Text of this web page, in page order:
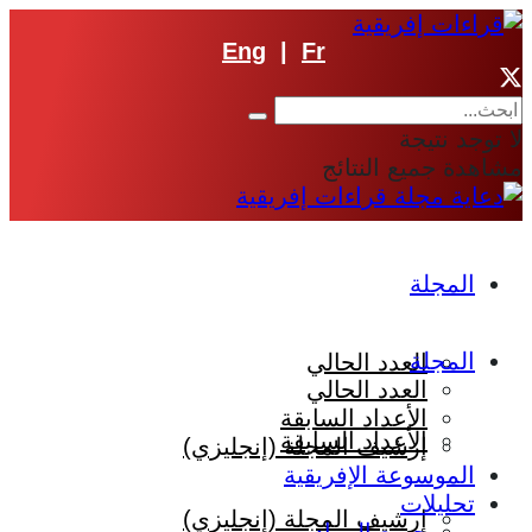
Eng Fr
لا توجد نتيجة
مشاهدة جميع النتائج
المجلة
العدد الحالي
الأعداد السابقة
إرشيف المجلة (إنجليزي)
المجلة
العدد الحالي
الأعداد السابقة
إرشيف المجلة (إنجليزي)
الموسوعة الإفريقية
تحليلات